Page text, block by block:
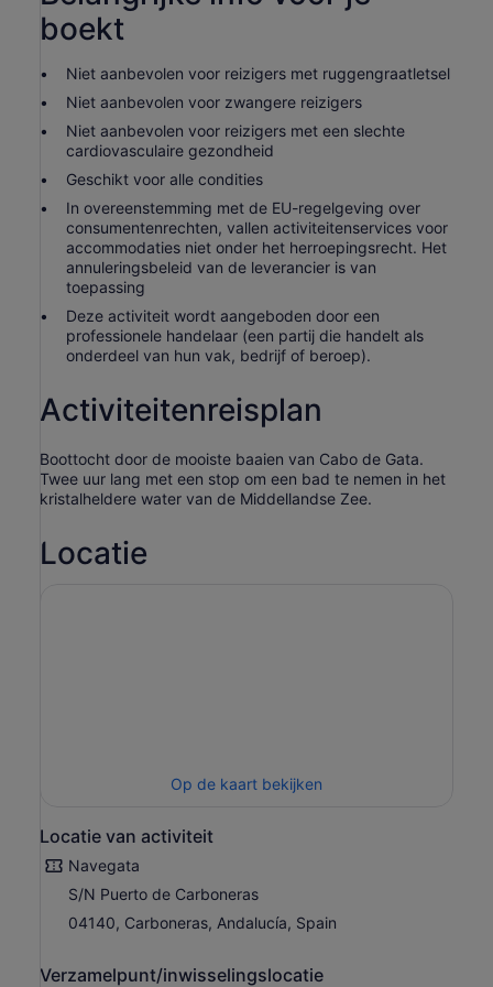
boekt
Niet aanbevolen voor reizigers met ruggengraatletsel
Niet aanbevolen voor zwangere reizigers
Niet aanbevolen voor reizigers met een slechte
cardiovasculaire gezondheid
Geschikt voor alle condities
In overeenstemming met de EU-regelgeving over
consumentenrechten, vallen activiteitenservices voor
accommodaties niet onder het herroepingsrecht. Het
annuleringsbeleid van de leverancier is van
toepassing
Deze activiteit wordt aangeboden door een
professionele handelaar (een partij die handelt als
onderdeel van hun vak, bedrijf of beroep).
Activiteitenreisplan
Boottocht door de mooiste baaien van Cabo de Gata.
Twee uur lang met een stop om een bad te nemen in het
kristalheldere water van de Middellandse Zee.
Locatie
Op de kaart bekijken
Locatie van activiteit
Navegata
S/N Puerto de Carboneras
04140, Carboneras, Andalucía, Spain
Verzamelpunt/inwisselingslocatie